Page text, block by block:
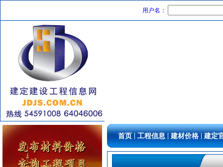
用户名：
变频给水设备 [采购中]
[采购中]
[采购中]
供水设备 [采购中]
及各种防火器材
[采购中]
消防稳压泵 [采购中]
仪器仪表 [采购中]
内外墙装饰材料 [采购中]
仪器仪表 [采购中]
防静电地板 [采购中]
低压电器 [采购中]
门窗玻璃 [采购中]
首页 工程信息 建材价格 建定